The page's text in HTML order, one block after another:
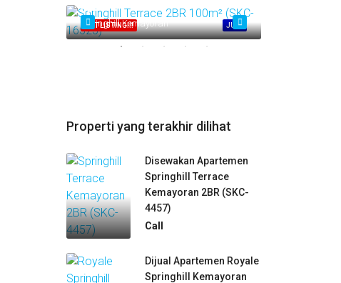
JUAL
HOT LISTING!!!
Call
Springhill Kemayoran
Properti yang terakhir dilihat
Disewakan Apartemen
Springhill Terrace
Kemayoran 2BR (SKC-
4457)
Call
Dijual Apartemen Royale
Springhill Kemayoran